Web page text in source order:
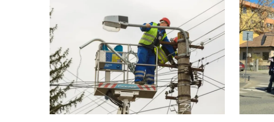
SOCIAL
VIDEO. Accidentul mortal din
Vâlcele, filmat LIVE: Momentul
în care motociclistul intră în plin
într-un TIR și motocicleta ia foc.
Imagini greu de privit